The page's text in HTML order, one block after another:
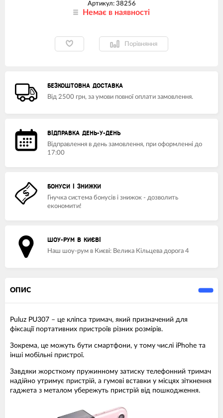
Артикул: 38256
Немає в наявності
Порівняння
БЕЗКОШТОВНА ДОСТАВКА
Від 2500 грн, за умови повної оплати замовлення.
ВІДПРАВКА ДЕНЬ-У-ДЕНЬ
Відправлення в день замовлення, при оформленні до
17:00
БОНУСИ І ЗНИЖКИ
Гнучка система бонусів і знижок - дозволить
економити!
ШОУ-РУМ В КИЄВІ
Наш шоу-рум в Києві: Велика Кільцева дорога 4
ОПИС
Puluz PU307 – це кліпса тримач, який призначений для
фіксації портативних пристроїв різних розмірів.
Зокрема, це можуть бути смартфони, у тому числі iPhohe та
інші мобільні пристрої.
Завдяки жорсткому пружинному затиску телефонний тримач
надійно утримує пристрій, а гумові вставки у місцях зіткнення
гаджета з металом убережуть пристрій від пошкодження.